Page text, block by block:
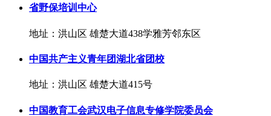
省野保培训中心
地址：洪山区 雄楚大道438学雅芳邻东区
中国共产主义青年团湖北省团校
地址：洪山区 雄楚大道415号
中国教育工会武汉电子信息专修学院委员会